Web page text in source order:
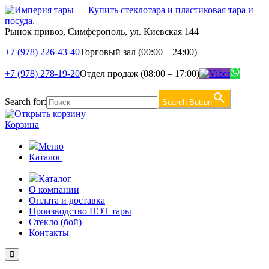
Рынок привоз, Симферополь, ул. Киевская 144
+7 (978) 226-43-40Торговый зал (00:00 – 24:00)
+7 (978) 278-19-20Отдел продаж (08:00 – 17:00)
Search for: Search Button
Корзина
Меню
Каталог
Каталог
О компании
Оплата и доставка
Производство ПЭТ тары
Стекло (бой)
Контакты